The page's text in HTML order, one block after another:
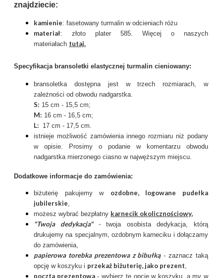
znajdziecie:
kamienie: fasetowany turmalin w odcieniach różu
materiał: złoto plater 585. Więcej o naszych
materiałach tutaj.
Specyfikacja bransoletki elastycznej turmalin cieniowany:
bransoletka dostępna jest w trzech rozmiarach, w
zależności od obwodu nadgarstka.
S: 15 cm - 15,5 cm;
M: 16 cm - 16,5 cm;
L: 17 cm - 17,5 cm.
istnieje możliwość zamówienia innego rozmiaru niż podany
w opisie. Prosimy o podanie w komentarzu obwodu
nadgarstka mierzonego ciasno w najwęższym miejscu.
Dodatkowe informacje do zamówienia:
biżuterię pakujemy w ozdobne, logowane pudełka
jubilerskie,
możesz wybrać bezpłatny karnecik okolicznościowy,
"Twoja dedykacja"-twoja osobista dedykacja, którą
drukujemy na specjalnym, ozdobnym karneciku i dołączamy
do zamówienia,
papierowa torebka prezentowa z bibułką- zaznacz taką
opcję w koszyku i przekaż biżuterię, jako prezent,
poczta prezentowa- wybierz tę opcję w koszyku, a my w